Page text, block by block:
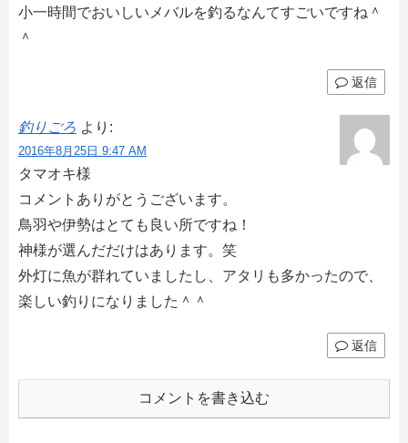
小一時間でおいしいメバルを釣るなんてすごいですね＾
＾
返信
釣りごろ より:
2016年8月25日 9:47 AM
タマオキ様
コメントありがとうございます。
鳥羽や伊勢はとても良い所ですね！
神様が選んだだけはあります。笑
外灯に魚が群れていましたし、アタリも多かったので、
楽しい釣りになりました＾＾
返信
コメントを書き込む